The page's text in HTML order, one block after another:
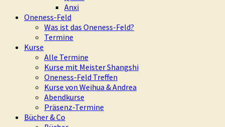
Anxi
Oneness-Feld
Was ist das Oneness-Feld?
Termine
Kurse
Alle Termine
Kurse mit Meister Shangshi
Oneness-Feld Treffen
Kurse von Weihua & Andrea
Abendkurse
Präsenz-Termine
Bücher & Co